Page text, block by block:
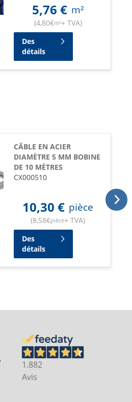
5,76 € m²
(4,80€m²+ TVA)
Des
détails
CÂBLE EN ACIER
DIAMÈTRE 5 MM BOBINE
DE 10 MÈTRES
CX000510
10,30 € pièce
(8,58€pièce+ TVA)
Des
détails
1.882
Avis